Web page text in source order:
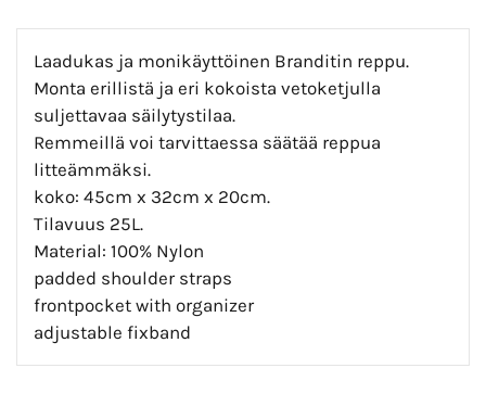
Laadukas ja monikäyttöinen Branditin reppu.
Monta erillistä ja eri kokoista vetoketjulla
suljettavaa säilytystilaa.
Remmeillä voi tarvittaessa säätää reppua
litteämmäksi.
koko: 45cm x 32cm x 20cm.
Tilavuus 25L.
Material: 100% Nylon
padded shoulder straps
frontpocket with organizer
adjustable fixband